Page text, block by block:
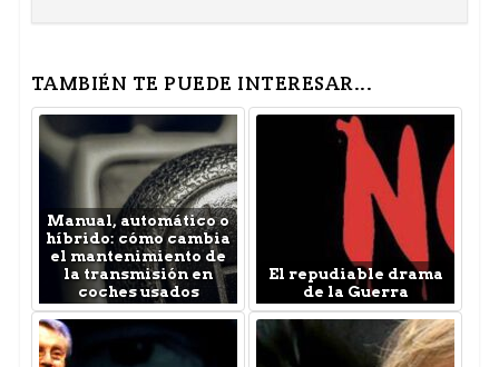
TAMBIÉN TE PUEDE INTERESAR...
Manual, automático o
híbrido: cómo cambia
el mantenimiento de
la transmisión en
coches usados
El repudiable drama
de la Guerra